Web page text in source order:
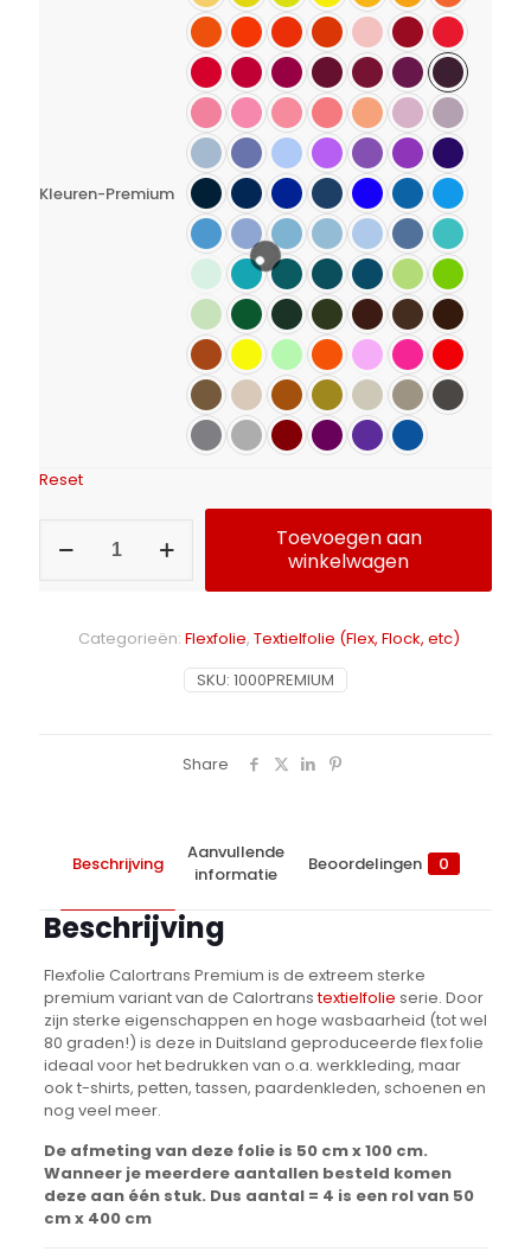
Kleuren-Premium
Reset
Calortrans
Toevoegen aan
winkelwagen
SKU: 1000PREMIUM
Categorieën: Flexfolie, Textielfolie (Flex, Flock, etc)
Share
Beschrijving
Aanvullende
informatie
Beoordelingen 0
Beschrijving
Flexfolie Calortrans Premium is de extreem sterke
premium variant van de Calortranstextielfolie serie. Door
zijn sterke eigenschappen en hoge wasbaarheid (tot wel
80 graden!) is deze in Duitsland geproduceerde flex folie
ideaal voor het bedrukken van o.a. werkkleding, maar
ook t-shirts, petten, tassen, paardenkleden, schoenen en
nog veel meer.
De afmeting van deze folie is 50 cm x 100 cm.
Wanneer je meerdere aantallen besteld komen
deze aan één stuk. Dus aantal = 4 is een rol van 50
cm x 400 cm